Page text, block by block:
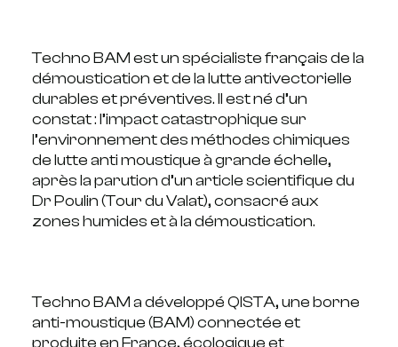
Techno BAM est un spécialiste français de la
démoustication et de la lutte antivectorielle
durables et préventives. Il est né d’un
constat : l’impact catastrophique sur
l’environnement des méthodes chimiques
de lutte anti moustique à grande échelle,
après la parution d’un article scientifique du
Dr Poulin (Tour du Valat), consacré aux
zones humides et à la démoustication.
Techno BAM a développé QISTA, une borne
anti-moustique (BAM) connectée et
produite en France, écologique et